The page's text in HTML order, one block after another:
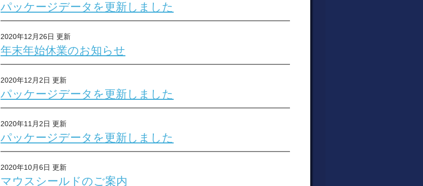
パッケージデータを更新しました
2020年12月26日 更新
年末年始休業のお知らせ
2020年12月2日 更新
パッケージデータを更新しました
2020年11月2日 更新
パッケージデータを更新しました
2020年10月6日 更新
マウスシールドのご案内